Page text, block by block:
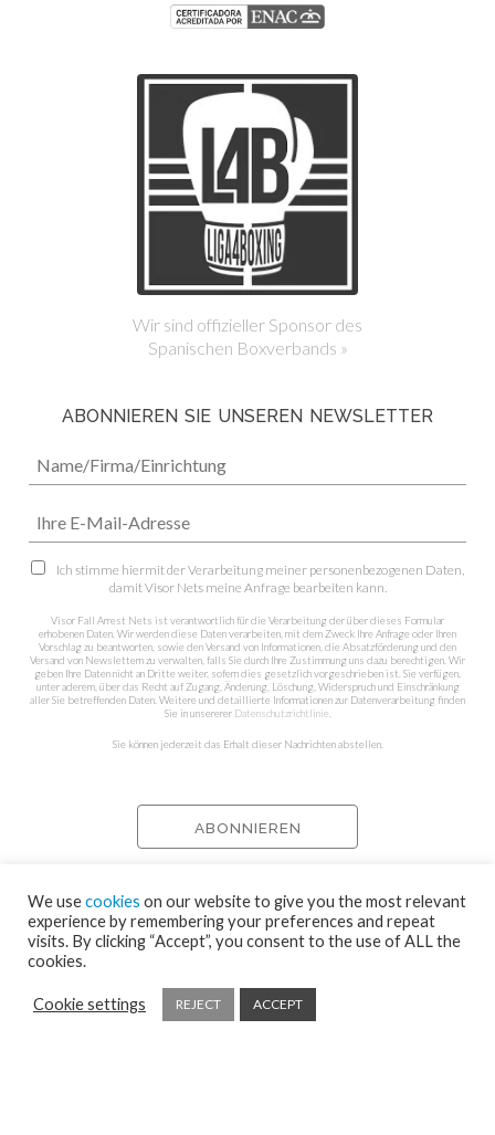
Wir sind offizieller Sponsor des
Spanischen Boxverbands »
ABONNIEREN SIE UNSEREN NEWSLETTER
Ich stimme hiermit der Verarbeitung meiner personenbezogenen Daten,
damit Visor Nets meine Anfrage bearbeiten kann.
Visor Fall Arrest Nets ist verantwortlich für die Verarbeitung der über dieses Formular
erhobenen Daten. Wir werden diese Daten verarbeiten, mit dem Zweck Ihre Anfrage oder Ihren
Vorschlag zu beantworten, sowie den Versand von Informationen, die Absatzförderung und den
Versand von Newslettern zu verwalten, falls Sie durch Ihre Zustimmung uns dazu berechtigen. Wir
geben Ihre Daten nicht an Dritte weiter, sofern dies gesetzlich vorgeschrieben ist. Sie verfügen,
unter aderem, über das Recht auf Zugang, Änderung, Löschung, Widerspruch und Einschränkung
aller Sie betreffenden Daten. Weitere und detaillierte Informationen zur Datenverarbeitung finden
Sie in unsererer Datenschutzrichtlinie
Sie können jederzeit das Erhalt dieser Nachrichten abstellen.
We usecookies on our website to give you the most relevant
experience by remembering your preferences and repeat
visits. By clicking “Accept”, you consent to the use of ALL the
cookies.
Cookie settings REJECT ACCEPT